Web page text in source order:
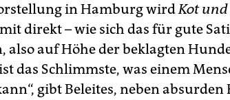
in Hamburg wirdKot
direkt – wie sich das für gute
also auf Höhe der beklagten
das Schlimmste, was einem
gibt Beleites, neben